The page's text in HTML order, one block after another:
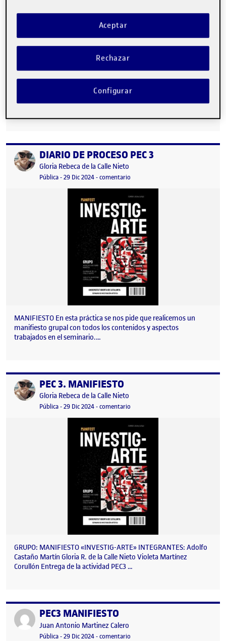
Publicado porManifiesto Dudaístas artísticos
Nuria Esteban Cuartero
Visibilidad:
Pública-Fecha de publicación
30 Dic 2024-comentarioen Manifiesto Dudaístas artísticos
Adjunto el manifiesto realizado junto a mi grupo: Begoña Álvez
Souto María Luisa Lacarta Fernández Nataniel Moiane Calangue
Publicado porDIARIO DE PROCESO PEC 3
Publicado por
Gloria Rebeca de la Calle Nieto
Visibilidad:
Pública-Fecha de publicación
29 Dic 202423 septiembre, 2025 7:29 pm
-comentario
MANIFIESTO En esta práctica se nos pide que realicemos un
manifiesto grupal con todos los contenidos y aspectos
trabajados en el seminario.…
Publicado porPEC 3. MANIFIESTO
Publicado por
Gloria Rebeca de la Calle Nieto
Visibilidad:
Pública-Fecha de publicación
29 Dic 202423 septiembre, 2025 7:29 pm
-comentario
GRUPO: MANIFIESTO «INVESTIG-ARTE» INTEGRANTES: Adolfo
Castaño Martín Gloria R. de la Calle Nieto Violeta Martínez
Corullón Entrega de la actividad PEC3 …
Publicado porPEC3 MANIFIESTO
Publicado por
Juan Antonio Martinez Calero
Visibilidad:
Pública-Fecha de publicación
29 Dic 2024-comentario
Rechazar
Aceptar
Configurar